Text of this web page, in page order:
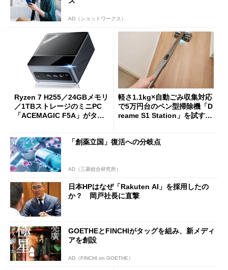
AD（ショットワークス）
Ryzen 7 H255／24GBメモリ
／1TBストレージのミニPC
「ACEMAGIC F5A」がタイ
軽さ1.1kg×自動ごみ収集対応
で5万円台のペン型掃除機「D
reame S1 Station」を試す
「創薬立国」復活への分岐点
AD（三菱総合研究所）
日本HPはなぜ「Rakuten AI」を採用したの
か？ 岡戸社長に直撃
GOETHEとFINCHIがタッグを組み、新メディ
アを創設
AD（FINCHI on GOETHE）